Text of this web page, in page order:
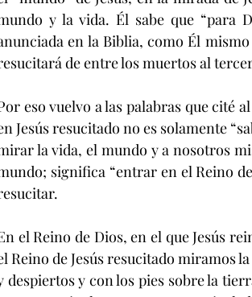
y la vida. Él sabe que “para
en la Biblia, como Él
de entre los muertos al
eso vuelvo a las palabras que cité
Jesús resucitado no es solamente
la vida, el mundo y a nosotros
significa “entrar en el Reino
el Reino de Dios, en el que Jesús
Reino de Jesús resucitado miramos
despiertos y con los pies sobre la